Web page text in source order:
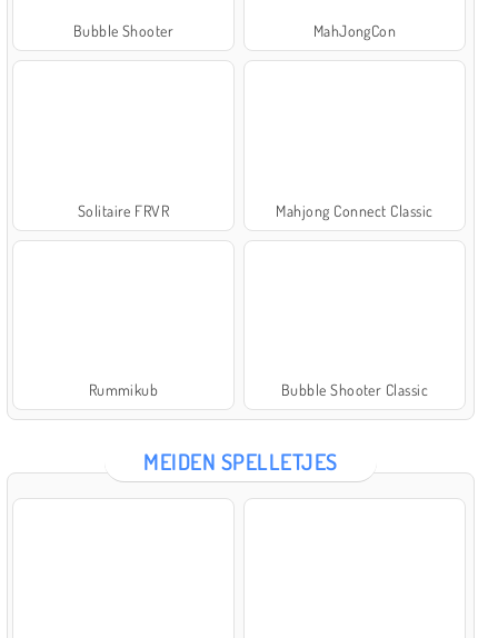
Bubble Shooter MahJongCon
Solitaire FRVR Mahjong Connect Classic
Rummikub Bubble Shooter Classic
MEIDEN SPELLETJES